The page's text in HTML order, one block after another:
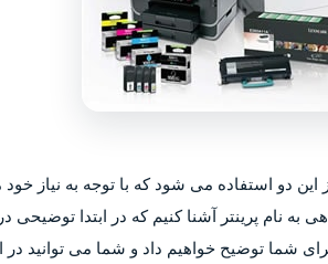
دو استفاده می شود که با توجه به نیاز خود
نام پرینتر آشنا کنیم که در ابتدا توضیحی
شما توضیح خواهیم داد و شما می توانید در